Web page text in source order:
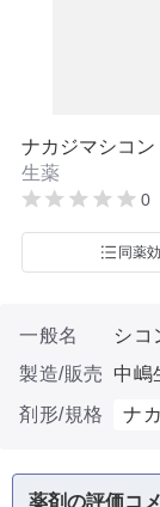
ナカジマシコン
生薬
0
同薬
一般名
シコ
製造/販売
中嶋
剤形/規格
ナ
薬剤の評価コ